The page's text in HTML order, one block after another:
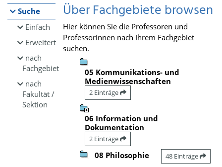
Suche
Einfach
Erweitert
nach
Fachgebiet
nach
Fakultät /
Sektion
Über Fachgebiete browsen
Hier können Sie die Professoren und
Professorinnen nach Ihrem Fachgebiet
suchen.
05 Kommunikations- und
Medienwissenschaften
2 Einträge
06 Information und
Dokumentation
2 Einträge
08 Philosophie 48 Einträge